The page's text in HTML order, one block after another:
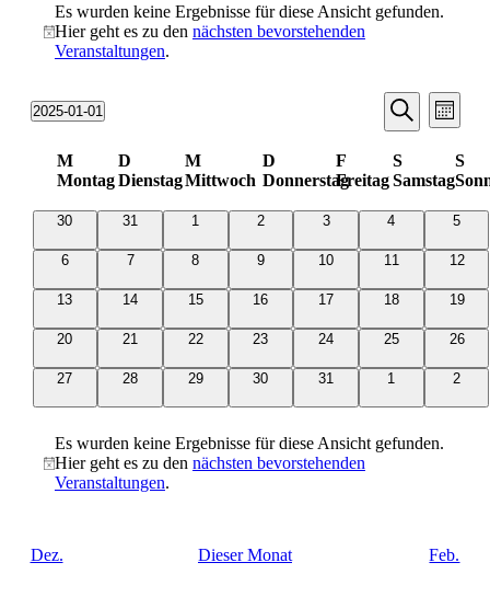
Hinweis
Es wurden keine Ergebnisse für diese Ansicht gefunden.
Hier geht es zu den nächsten bevorstehenden
Veranstaltungen.
Suche
und
Suche
Monat
2025-01-01
Kalender
von
Veranstaltungen
M
Montag
D
Dienstag
M
Mittwoch
D
Donnerstag
F
Freitag
S
Samstag
S
0
30
0
31
0
1
0
2
0
3
0
4
0
5
0
6
0
7
0
8
0
9
010
011
012
013
014
015
016
017
018
019
0
20
0
21
0
22
0
23
0
24
0
25
0
26
0
27
0
28
0
29
0
30
0
31
0
1
0
2
Hinweis
Es wurden keine Ergebnisse für diese Ansicht gefunden.
Hier geht es zu den nächsten bevorstehenden
Veranstaltungen.
Dez. Dieser Monat Feb.